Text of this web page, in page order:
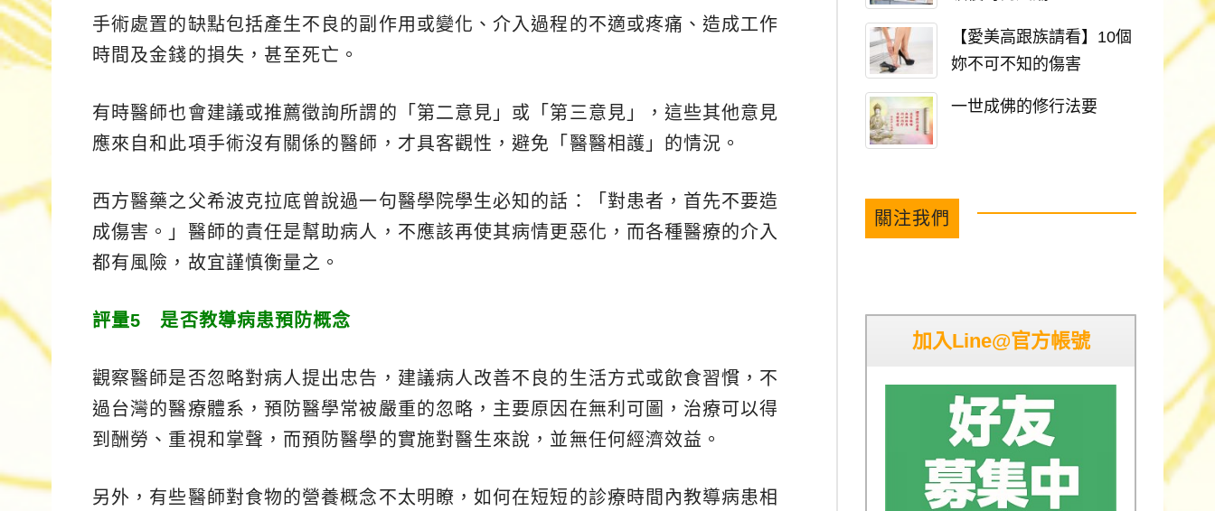
手術處置的缺點包括產生不良的副作用或變化、介入過程的不適或疼痛、造成工作
時間及金錢的損失，甚至死亡。
有時醫師也會建議或推薦徵詢所謂的「第二意見」或「第三意見」，這些其他意見
應來自和此項手術沒有關係的醫師，才具客觀性，避免「醫醫相護」的情況。
西方醫藥之父希波克拉底曾說過一句醫學院學生必知的話：「對患者，首先不要造
成傷害。」醫師的責任是幫助病人，不應該再使其病情更惡化，而各種醫療的介入
都有風險，故宜謹慎衡量之。
評量5 是否教導病患預防概念
觀察醫師是否忽略對病人提出忠告，建議病人改善不良的生活方式或飲食習慣，不
過台灣的醫療體系，預防醫學常被嚴重的忽略，主要原因在無利可圖，治療可以得
到酬勞、重視和掌聲，而預防醫學的實施對醫生來說，並無任何經濟效益。
另外，有些醫師對食物的營養概念不太明瞭，如何在短短的診療時間內教導病患相
【愛美高跟族請看】10個
妳不可不知的傷害
一世成佛的修行法要
關注我們
加入Line@官方帳號